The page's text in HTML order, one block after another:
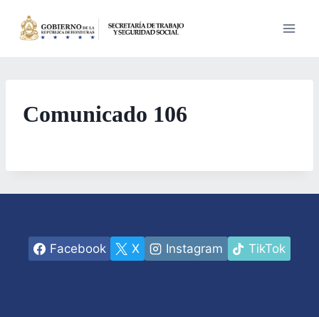
Comunicado 106
Facebook X Instagram TikTok